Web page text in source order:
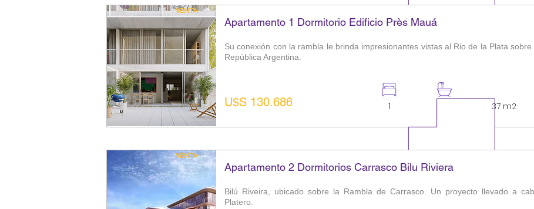
VENTA
Apartamento 1 Dormitorio Edificio Près Mauá
Su conexión con la rambla le brinda impresionantes vistas al Rio de la Plata
República Argentina.
U$S 130.686 1 37 m2
VENTA
Apartamento 2 Dormitorios Carrasco Bilu Riviera
Bilú Riveira, ubicado sobre la Rambla de Carrasco. Un proyecto llevado a
Platero.